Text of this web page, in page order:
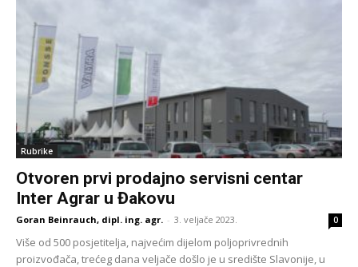
Rubrike
Otvoren prvi prodajno servisni centar
Inter Agrar u Đakovu
Goran Beinrauch, dipl. ing. agr. - 3. veljače 2023. 0
Više od 500 posjetitelja, najvećim dijelom poljoprivrednih
proizvođača, trećeg dana veljače došlo je u središte Slavonije, u